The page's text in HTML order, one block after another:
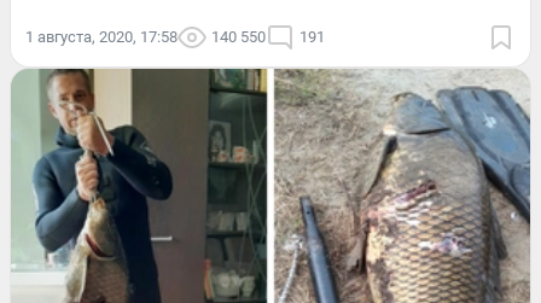
1 августа, 2020, 17:58 140 550 191